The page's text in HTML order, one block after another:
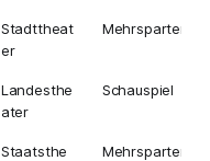
Stadttheat
er
Mehrsparten
Landesthe
ater
Schauspiel
Staatsthe
Mehrsparten